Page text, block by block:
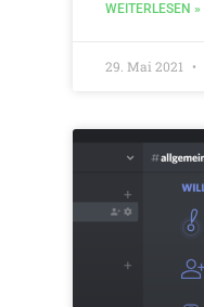
WEITERLESEN »
29. Mai 2021